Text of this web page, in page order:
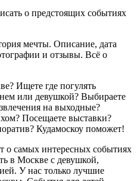
о предстоящих событиях
мечты. Описание, дата
и отзывы. Всё о
Ищете где погулять
или девушкой? Выбираете
на выходные?
Посещаете выставки?
Кудамоскоу поможет!
о самых интересных событиях
в Москве с девушкой,
У нас только лучшие